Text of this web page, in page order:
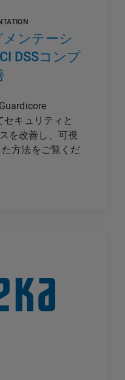
ンテーシ
DSSコンプ
キュリティと
を改善し、可視
方法をご覧くだ